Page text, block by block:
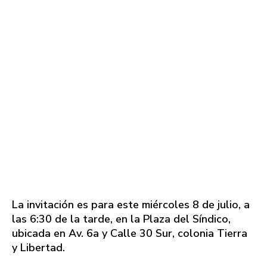
La invitación es para este miércoles 8 de julio, a
las 6:30 de la tarde, en la Plaza del Síndico,
ubicada en Av. 6a y Calle 30 Sur, colonia Tierra
y Libertad.